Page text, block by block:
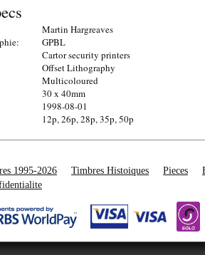
Martin Hargreaves
GPBL
Cartor security printers
Offset Lithography
Multicoloured
30 x 40mm
1998-08-01
12p, 26p, 28p, 35p, 50p
1995-2026 Timbres Histoiques Pieces